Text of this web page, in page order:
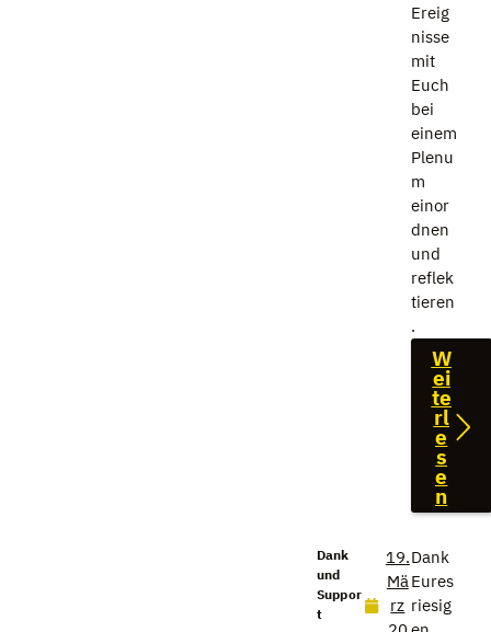
Ereig
nisse
mit
Euch
bei
einem
Plenu
m
einor
dnen
und
reflek
tieren
.
W
ei
te
rl
e
s
e
n
Dank
und
Suppor
t
19.
Mä
rz
Dank
Eures
riesig